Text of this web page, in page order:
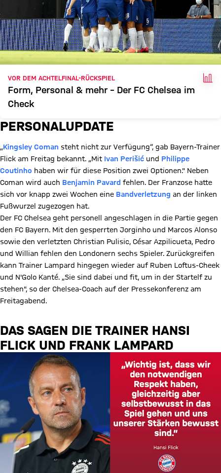
VOR DEM ACHTELFINAL-RÜCKSPIEL
Form, Personal & mehr – Der FC Chelsea im
Check
PERSONALUPDATE
„Kingsley Coman steht nicht zur Verfügung“, gab Bayern-Trainer
Flick am Freitag bekannt. „Mit Ivan Perišić und Philippe
Coutinho haben wir für diese Position zwei Optionen." Neben
Coman wird auch Benjamin Pavard fehlen. Der Franzose hatte
sich vor knapp zwei Wochen eine Bandverletzung an der linken
Fußwurzel zugezogen hat.
Der FC Chelsea geht personell angeschlagen in die Partie gegen
den FC Bayern. Mit den gesperrten Jorginho und Marcos Alonso
sowie den verletzten Christian Pulisic, César Azpilicueta, Pedro
und Willian fehlen den Londonern sechs Spieler. Zurückgreifen
kann Trainer Lampard hingegen wieder auf Ruben Loftus-Cheek
und N'Golo Kanté. „Sie sind dabei und fit, um in der Startelf zu
stehen", so der Chelsea-Coach auf der Pressekonferenz am
Freitagabend.
DAS SAGEN DIE TRAINER HANSI
FLICK UND FRANK LAMPARD